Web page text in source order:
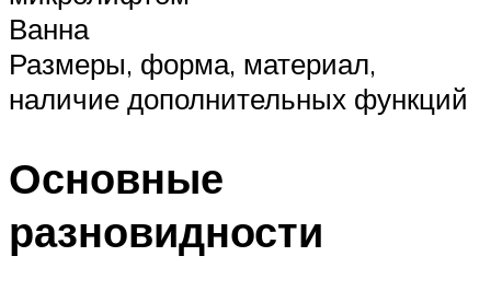
Ванна
Размеры, форма, материал,
наличие дополнительных функций
Основные
разновидности